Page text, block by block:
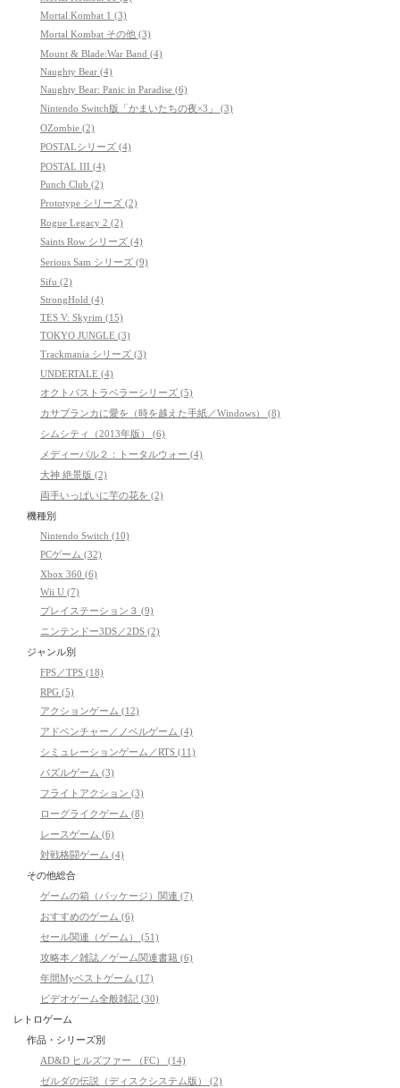
Mortal Kombat 1 (3)
Mortal Kombat その他 (3)
Mount & Blade:War Band (4)
Naughty Bear (4)
Naughty Bear: Panic in Paradise (6)
Nintendo Switch版「かまいたちの夜×3」 (3)
OZombie (2)
POSTALシリーズ (4)
POSTAL III (4)
Punch Club (2)
Prototype シリーズ (2)
Rogue Legacy 2 (2)
Saints Row シリーズ (4)
Serious Sam シリーズ (9)
Sifu (2)
StrongHold (4)
TES V: Skyrim (15)
TOKYO JUNGLE (3)
Trackmania シリーズ (3)
UNDERTALE (4)
オクトパストラベラーシリーズ (5)
カサブランカに愛を（時を越えた手紙／Windows） (8)
シムシティ（2013年版） (6)
メディーバル２：トータルウォー (4)
大神 絶景版 (2)
両手いっぱいに芋の花を (2)
機種別
Nintendo Switch (10)
PCゲーム (32)
Xbox 360 (6)
Wii U (7)
プレイステーション３ (9)
ニンテンドー3DS／2DS (2)
ジャンル別
FPS／TPS (18)
RPG (5)
アクションゲーム (12)
アドベンチャー／ノベルゲーム (4)
シミュレーションゲーム／RTS (11)
パズルゲーム (3)
フライトアクション (3)
ローグライクゲーム (8)
レースゲーム (6)
対戦格闘ゲーム (4)
その他総合
ゲームの箱（パッケージ）関連 (7)
おすすめのゲーム (6)
セール関連（ゲーム） (51)
攻略本／雑誌／ゲーム関連書籍 (6)
年間Myベストゲーム (17)
ビデオゲーム全般雑記 (30)
レトロゲーム
作品・シリーズ別
AD&D ヒルズファー （FC） (14)
ゼルダの伝説（ディスクシステム版） (2)